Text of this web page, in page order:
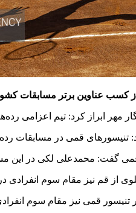
کسب عناوین برتر مسابقات
مهر ابراز کرد: تیم اعزامی
رده‌های سنی کشوری که از ۲۱ آبان تا ۱ آذرماه در
قمی گفت: محمدعلی لکی در این
نیز مقام سوم انفرادی در رده سنی ۱۸
نیز مقام سوم انفرادی در رده سنی ۱۶ سال را